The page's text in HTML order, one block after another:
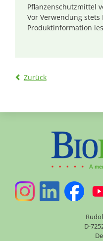
Pflanzenschutzmittel
Vor Verwendung stets
Produktinformation
Zurück
D-